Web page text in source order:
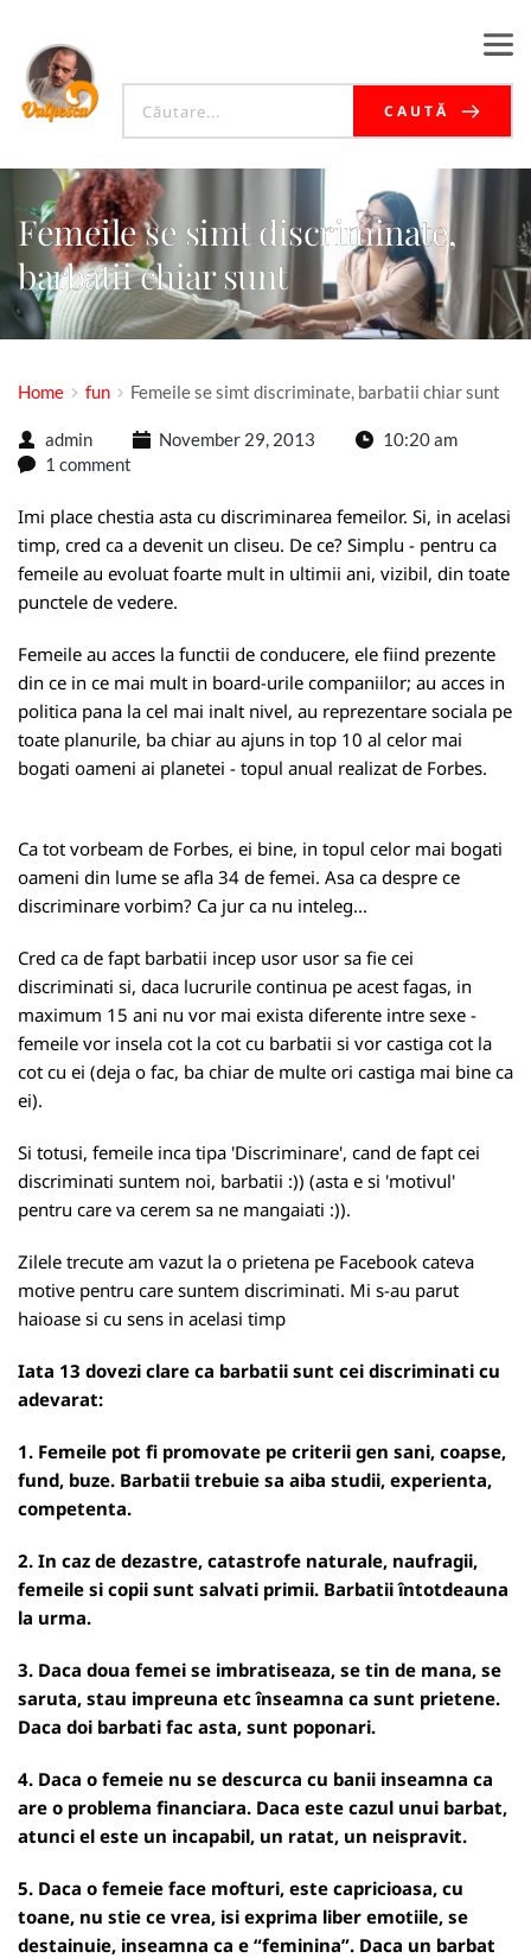
CAUTĂ
Femeile se simt discriminate,
barbatii chiar sunt
Home fun Femeile se simt discriminate, barbatii chiar sunt
admin November 29, 2013
10:20 am
1 comment
Imi place chestia asta cu discriminarea femeilor. Si, in acelasi
timp, cred ca a devenit un cliseu. De ce? Simplu - pentru ca
femeile au evoluat foarte mult in ultimii ani, vizibil, din toate
punctele de vedere.
Femeile au acces la functii de conducere, ele fiind prezente
din ce in ce mai mult in board-urile companiilor; au acces in
politica pana la cel mai inalt nivel, au reprezentare sociala pe
toate planurile, ba chiar au ajuns in top 10 al celor mai
bogati oameni ai planetei - topul anual realizat de Forbes.
Ca tot vorbeam de Forbes, ei bine, in topul celor mai bogati
oameni din lume se afla 34 de femei. Asa ca despre ce
discriminare vorbim? Ca jur ca nu inteleg...
Cred ca de fapt barbatii incep usor usor sa fie cei
discriminati si, daca lucrurile continua pe acest fagas, in
maximum 15 ani nu vor mai exista diferente intre sexe -
femeile vor insela cot la cot cu barbatii si vor castiga cot la
cot cu ei (deja o fac, ba chiar de multe ori castiga mai bine ca
ei).
Si totusi, femeile inca tipa 'Discriminare', cand de fapt cei
discriminati suntem noi, barbatii :)) (asta e si 'motivul'
pentru care va cerem sa ne mangaiati :)).
Zilele trecute am vazut la o prietena pe Facebook cateva
motive pentru care suntem discriminati. Mi s-au parut
haioase si cu sens in acelasi timp
Iata 13 dovezi clare ca barbatii sunt cei discriminati cu
adevarat:
1. Femeile pot fi promovate pe criterii gen sani, coapse,
fund, buze. Barbatii trebuie sa aiba studii, experienta,
competenta.
2. In caz de dezastre, catastrofe naturale, naufragii,
femeile si copii sunt salvati primii. Barbatii întotdeauna
la urma.
3. Daca doua femei se imbratiseaza, se tin de mana, se
saruta, stau impreuna etc înseamna ca sunt prietene.
Daca doi barbati fac asta, sunt poponari.
4. Daca o femeie nu se descurca cu banii inseamna ca
are o problema financiara. Daca este cazul unui barbat,
atunci el este un incapabil, un ratat, un neispravit.
5. Daca o femeie face mofturi, este capricioasa, cu
toane, nu stie ce vrea, isi exprima liber emotiile, se
destainuie, inseamna ca e “feminina”. Daca un barbat